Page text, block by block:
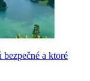
a ktoré